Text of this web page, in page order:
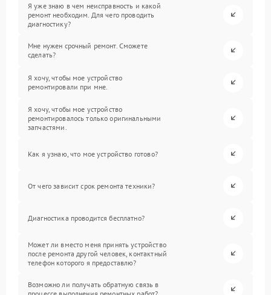
Я уже знаю в чем неисправность и какой
ремонт необходим. Для чего проводить
диагностику?
Мне нужен срочный ремонт. Сможете
сделать?
Я хочу, чтобы мое устройство
ремонтировали при мне.
Я хочу, чтобы мое устройство
ремонтировалось только оригинальными
запчастями.
Как я узнаю, что мое устройство готово?
От чего зависит срок ремонта техники?
Диагностика проводится бесплатно?
Может ли вместо меня принять устройство
после ремонта другой человек, контактный
телефон которого я предоставлю?
Возможно ли получать обратную связь в